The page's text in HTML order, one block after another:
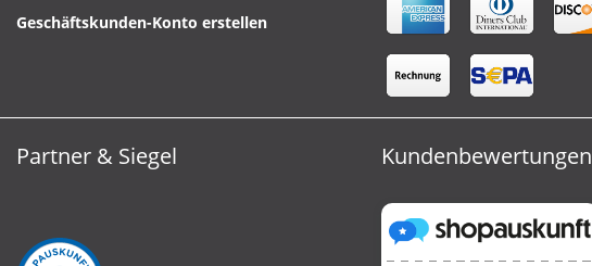
Geschäftskunden-Konto erstellen
Partner & Siegel Kundenbewertungen